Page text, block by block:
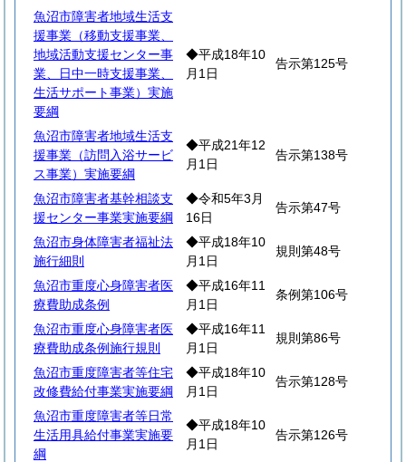
魚沼市障害者地域生活支
援事業（移動支援事業、
地域活動支援センター事
業、日中一時支援事業、
生活サポート事業）実施
要綱
◆平成18年10
月1日
告示第125号
魚沼市障害者地域生活支
援事業（訪問入浴サービ
ス事業）実施要綱
◆平成21年12
月1日
告示第138号
魚沼市障害者基幹相談支
援センター事業実施要綱
◆令和5年3月
16日
告示第47号
魚沼市身体障害者福祉法
施行細則
◆平成18年10
月1日
規則第48号
魚沼市重度心身障害者医
療費助成条例
◆平成16年11
月1日
条例第106号
魚沼市重度心身障害者医
療費助成条例施行規則
◆平成16年11
月1日
規則第86号
魚沼市重度障害者等住宅
改修費給付事業実施要綱
◆平成18年10
月1日
告示第128号
魚沼市重度障害者等日常
生活用具給付事業実施要
綱
◆平成18年10
月1日
告示第126号